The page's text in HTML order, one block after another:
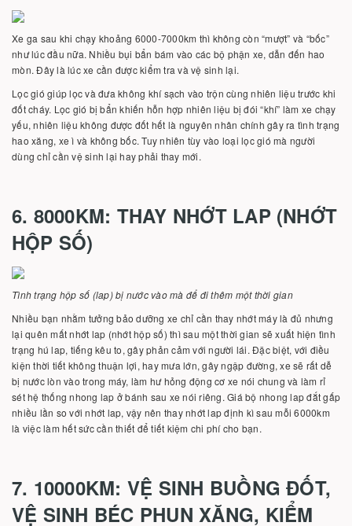
Xe ga sau khi chạy khoảng 6000-7000km thì không còn “mượt” và “bốc”
như lúc đầu nữa. Nhiều bụi bẩn bám vào các bộ phận xe, dẫn đến hao
mòn. Đây là lúc xe cần được kiểm tra và vệ sinh lại.
Lọc gió giúp lọc và đưa không khí sạch vào trộn cùng nhiên liệu trước khi
đốt cháy. Lọc gió bị bẩn khiến hỗn hợp nhiên liệu bị đói “khí” làm xe chạy
yếu, nhiên liệu không được đốt hết là nguyên nhân chính gây ra tình trạng
hao xăng, xe ì và không bốc. Tuy nhiên tùy vào loại lọc gió mà người
dùng chỉ cần vệ sinh lại hay phải thay mới.
6. 8000KM: THAY NHỚT LAP (NHỚT
HỘP SỐ)
Tình trạng hộp số (lap) bị nước vào mà để đi thêm một thời gian
Nhiều bạn nhằm tưởng bảo dưỡng xe chỉ cần thay nhớt máy là đủ nhưng
lại quên mất nhớt lap (nhớt hộp số) thì sau một thời gian sẽ xuất hiện tình
trạng hú lap, tiếng kêu to, gây phản cảm với người lái. Đặc biệt, với điều
kiện thời tiết không thuận lợi, hay mưa lớn, gây ngập đường, xe sẽ rất dễ
bị nước lòn vào trong máy, làm hư hỏng động cơ xe nói chung và làm rỉ
sét hệ thống nhong lap ở bánh sau xe nói riêng. Giá bộ nhong lap đắt gấp
nhiều lần so với nhớt lap, vậy nên thay nhớt lap định kì sau mỗi 6000km
là việc làm hết sức cần thiết để tiết kiệm chi phí cho bạn.
7. 10000KM: VỆ SINH BUỒNG ĐỐT,
VỆ SINH BÉC PHUN XĂNG, KIỂM